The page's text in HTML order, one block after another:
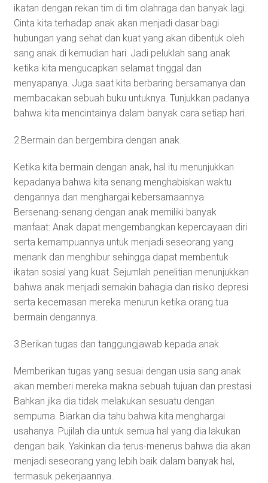
ikatan dengan rekan tim di tim olahraga dan banyak lagi.
Cinta kita terhadap anak akan menjadi dasar bagi
hubungan yang sehat dan kuat yang akan dibentuk oleh
sang anak di kemudian hari. Jadi peluklah sang anak
ketika kita mengucapkan selamat tinggal dan
menyapanya. Juga saat kita berbaring bersamanya dan
membacakan sebuah buku untuknya. Tunjukkan padanya
bahwa kita mencintainya dalam banyak cara setiap hari.
2.Bermain dan bergembira dengan anak.
Ketika kita bermain dengan anak, hal itu menunjukkan
kepadanya bahwa kita senang menghabiskan waktu
dengannya dan menghargai kebersamaannya.
Bersenang-senang dengan anak memiliki banyak
manfaat: Anak dapat mengembangkan kepercayaan diri
serta kemampuannya untuk menjadi seseorang yang
menarik dan menghibur sehingga dapat membentuk
ikatan sosial yang kuat. Sejumlah penelitian menunjukkan
bahwa anak menjadi semakin bahagia dan risiko depresi
serta kecemasan mereka menurun ketika orang tua
bermain dengannya.
3.Berikan tugas dan tanggungjawab kepada anak.
Memberikan tugas yang sesuai dengan usia sang anak
akan memberi mereka makna sebuah tujuan dan prestasi.
Bahkan jika dia tidak melakukan sesuatu dengan
sempurna. Biarkan dia tahu bahwa kita menghargai
usahanya. Pujilah dia untuk semua hal yang dia lakukan
dengan baik. Yakinkan dia terus-menerus bahwa dia akan
menjadi seseorang yang lebih baik dalam banyak hal,
termasuk pekerjaannya.